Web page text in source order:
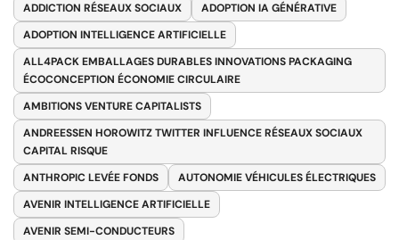
ADDICTION RÉSEAUX SOCIAUX
ADOPTION IA GÉNÉRATIVE
ADOPTION INTELLIGENCE ARTIFICIELLE
ALL4PACK EMBALLAGES DURABLES INNOVATIONS PACKAGING
ÉCOCONCEPTION ÉCONOMIE CIRCULAIRE
AMBITIONS VENTURE CAPITALISTS
ANDREESSEN HOROWITZ TWITTER INFLUENCE RÉSEAUX SOCIAUX
CAPITAL RISQUE
ANTHROPIC LEVÉE FONDS
AUTONOMIE VÉHICULES ÉLECTRIQUES
AVENIR INTELLIGENCE ARTIFICIELLE
AVENIR SEMI-CONDUCTEURS